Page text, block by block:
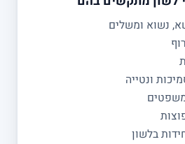
נשוא ומשלים
ונטייה